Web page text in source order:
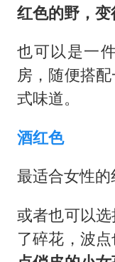
红色的野，变
也可以是一
房，随便搭
式味道。
酒红色
最适合女性的
或者也可以
了碎花，波